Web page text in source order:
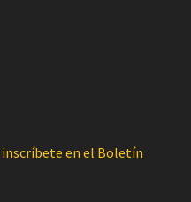
inscríbete en el Boletín